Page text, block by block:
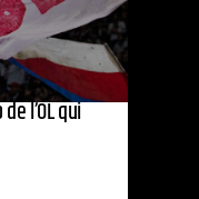
l’OL qui